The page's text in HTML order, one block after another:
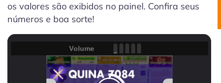
os valores são exibidos no painel. Confira seus
números e boa sorte!
Volume